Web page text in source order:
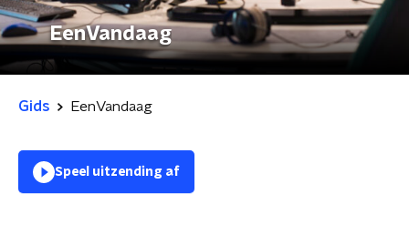
EenVandaag
Gids EenVandaag
Speel uitzending af